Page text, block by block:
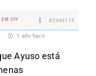
EM Off #2944114
1 año hace
Ayuso está